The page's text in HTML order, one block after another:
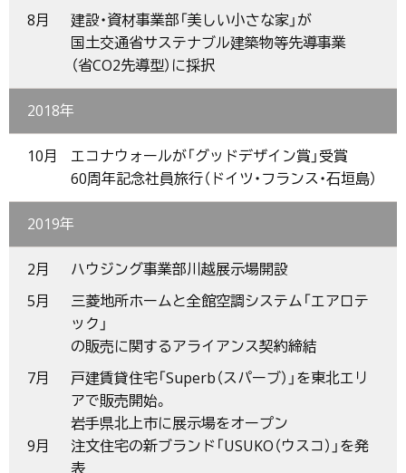
8月
建設・資材事業部「美しい小さな家」が
国土交通省サステナブル建築物等先導事業
（省CO2先導型）に採択
2018年
10月
エコナウォールが「グッドデザイン賞」受賞
60周年記念社員旅行（ドイツ・フランス・石垣島）
2019年
2月
ハウジング事業部川越展示場開設
5月
三菱地所ホームと全館空調システム「エアロテ
ック」
の販売に関するアライアンス契約締結
7月
戸建賃貸住宅「Superb（スパーブ）」を東北エリ
アで販売開始。
岩手県北上市に展示場をオープン
9月
注文住宅の新ブランド「USUKO（ウスコ）」を発
表